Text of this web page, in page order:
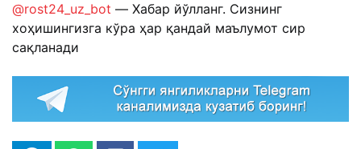
@rost24_uz_bot — Хабар йўлланг. Сизнинг
хоҳишингизга кўра ҳар қандай маълумот сир
сақланади